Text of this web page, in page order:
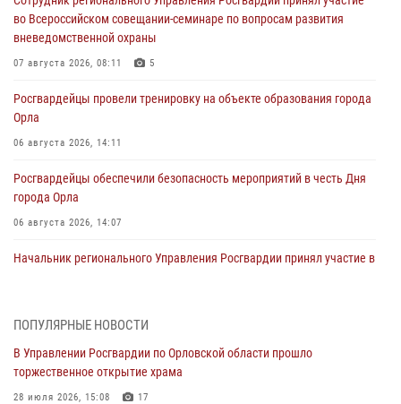
во Всероссийском совещании-семинаре по вопросам развития
вневедомственной охраны
07 августа 2026, 08:11 5
Росгвардейцы провели тренировку на объекте образования города
Орла
06 августа 2026, 14:11
Росгвардейцы обеспечили безопасность мероприятий в честь Дня
города Орла
06 августа 2026, 14:07
Начальник регионального Управления Росгвардии принял участие в
первое полугодие
05 августа 2026, 13:12
ПОПУЛЯРНЫЕ НОВОСТИ
В Управлении Росгвардии по Орловской области прошло
торжественное открытие храма
28 июля 2026, 15:08 17